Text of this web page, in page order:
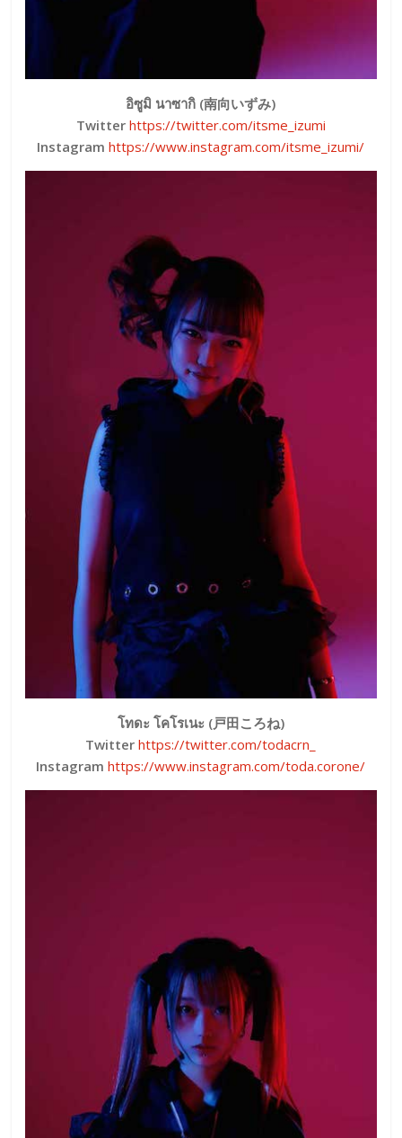
อิซูมิ นาซากิ (南向いずみ)
Twitter https://twitter.com/itsme_izumi
Instagram https://www.instagram.com/itsme_izumi/
โทดะ โคโรเนะ (戸田ころね)
Twitter https://twitter.com/todacrn_
Instagram https://www.instagram.com/toda.corone/